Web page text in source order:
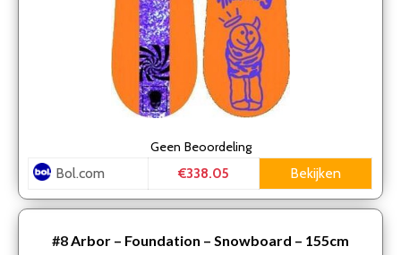
Geen Beoordeling
Bol.com €338.05 Bekijken
#8 Arbor – Foundation – Snowboard – 155cm